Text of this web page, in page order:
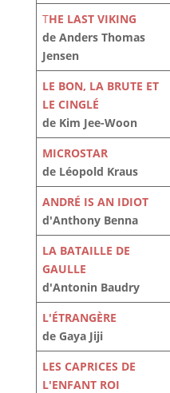
THE LAST VIKING
de Anders Thomas
Jensen
LE BON, LA BRUTE ET
LE CINGLÉ
de Kim Jee-Woon
MICROSTAR
de Léopold Kraus
ANDRÉ IS AN IDIOT
d'Anthony Benna
LA BATAILLE DE
GAULLE
d'Antonin Baudry
L'ÉTRANGÈRE
de Gaya Jiji
LES CAPRICES DE
L'ENFANT ROI